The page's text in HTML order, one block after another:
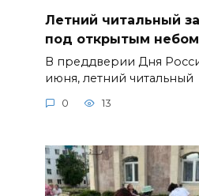
Летний читальный
под открытым
В преддверии Дня
июня, летний читальный
0 13